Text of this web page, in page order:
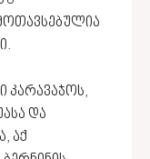
კარავაჯოს,
და
აქ